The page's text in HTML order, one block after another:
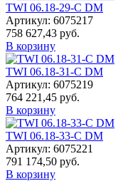
TWI 06.18-29-C DM
Артикул: 6075217
758 627,43 руб.
В корзину
TWI 06.18-31-C DM
Артикул: 6075219
764 221,45 руб.
В корзину
TWI 06.18-33-C DM
Артикул: 6075221
791 174,50 руб.
В корзину